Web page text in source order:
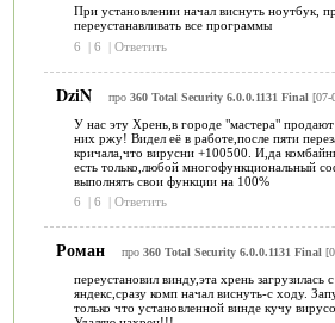
При установлении начал виснуть ноутбук,
переустанавливать все программы
6
| 6 | Ответить
DziN про 360 Total Security 6.0.0.1131 Final [07-
У нас эту Хрень,в городе "мастера"
них ржу! Видел её в работе,после пяти
кричала,что вирусни +100500. И,да
есть только,любой многофункциональный
выполнять свои функции на 100%
6
| 6 | Ответить
Роман про 360 Total Security 6.0.0.1131 Final
переустановил винду,эта хрень загрузилась
яндекс,сразу комп начал виснуть-с ходу.
только что установленной винде кучу